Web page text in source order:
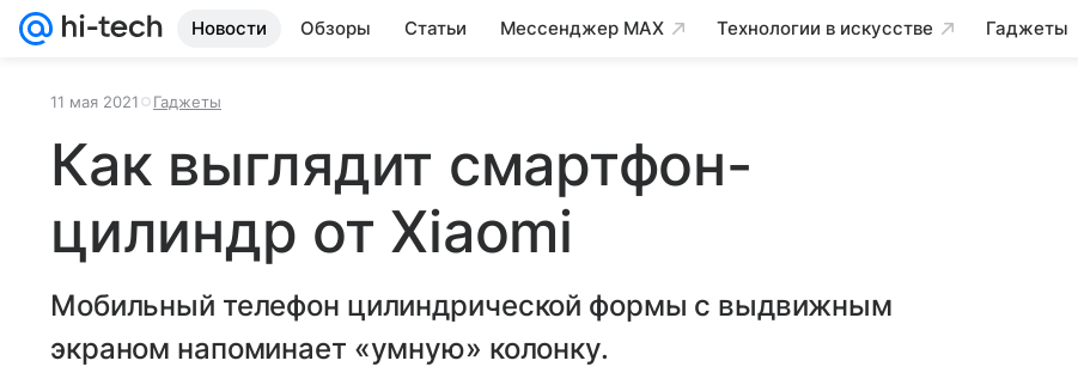
Новости Обзоры Статьи Мессенджер MAX Технологии в искусстве Гаджеты
11 мая 2021 Гаджеты
Как выглядит смартфон-
цилиндр от Xiaomi
Мобильный телефон цилиндрической формы с выдвижным
экраном напоминает «умную» колонку.